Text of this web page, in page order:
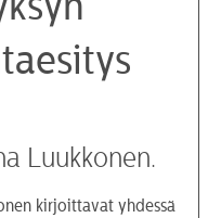
kirjoittavat yhdessä